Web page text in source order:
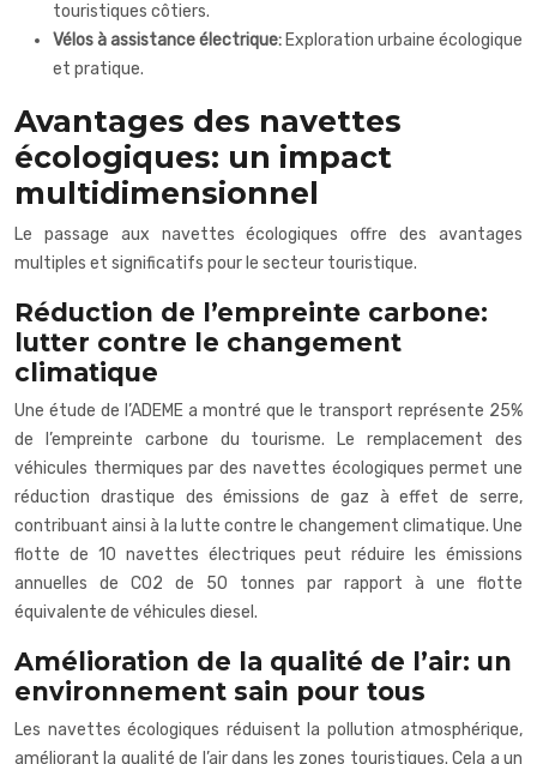
touristiques côtiers.
Vélos à assistance électrique: Exploration urbaine écologique
et pratique.
Avantages des navettes
écologiques: un impact
multidimensionnel
Le passage aux navettes écologiques offre des avantages
multiples et significatifs pour le secteur touristique.
Réduction de l’empreinte carbone:
lutter contre le changement
climatique
Une étude de l’ADEME a montré que le transport représente 25%
de l’empreinte carbone du tourisme. Le remplacement des
véhicules thermiques par des navettes écologiques permet une
réduction drastique des émissions de gaz à effet de serre,
contribuant ainsi à la lutte contre le changement climatique. Une
flotte de 10 navettes électriques peut réduire les émissions
annuelles de CO2 de 50 tonnes par rapport à une flotte
équivalente de véhicules diesel.
Amélioration de la qualité de l’air: un
environnement sain pour tous
Les navettes écologiques réduisent la pollution atmosphérique,
améliorant la qualité de l’air dans les zones touristiques. Cela a un